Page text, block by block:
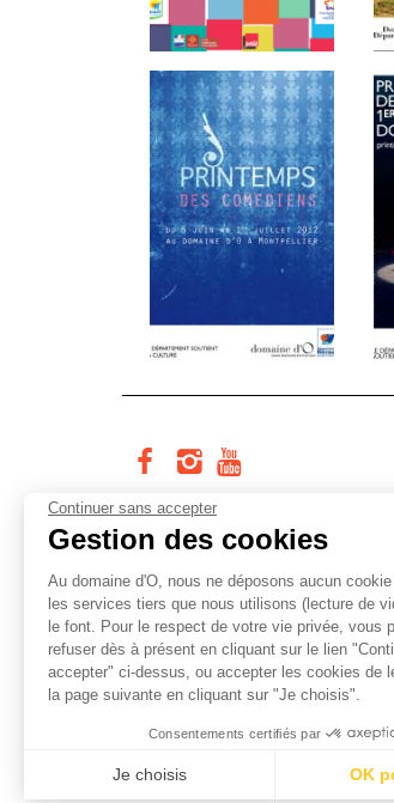
Continuer sans accepter
Gestion des cookies
Au domaine d'O, nous ne déposons aucun
les services tiers que nous utilisons (lecture de
le font. Pour le respect de votre vie privée, vous
refuser dès à présent en cliquant sur le lien
accepter" ci-dessus, ou accepter les cookies de
la page suivante en cliquant sur "Je choisis".
Consentements certifiés par
Je choisis OK
facebookinstagram
Cité européenne du
des arts associés Domaine
178, rue de la Carriérasse
34090 Montpellier
Tél. :0800 200 165
service et appelgratuits
Pied de page